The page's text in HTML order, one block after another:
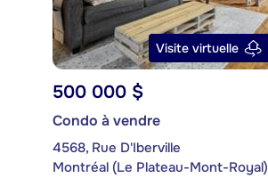
Visite virtuelle
500 000 $
Condo à vendre
4568, Rue D'Iberville
Montréal (Le Plateau-Mont-Royal)